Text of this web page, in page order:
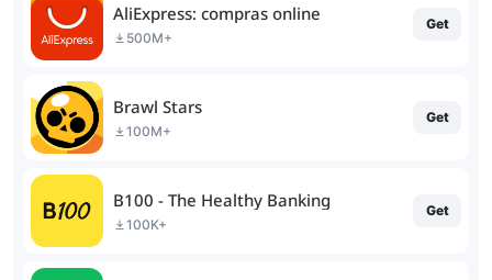
AliExpress: compras online
500M+
Get
Brawl Stars
100M+
Get
B100 - The Healthy Banking
100K+
Get